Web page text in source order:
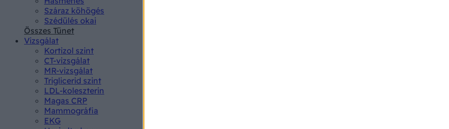
Száraz köhögés
Szédülés okai
Összes Tünet
Vizsgálat
Kortizol szint
CT-vizsgálat
MR-vizsgálat
Triglicerid szint
LDL-koleszterin
Magas CRP
Mammográfia
EKG